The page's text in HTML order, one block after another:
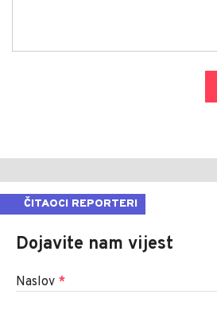
ČITAOCI REPORTERI
Dojavite nam vijest
Naslov *